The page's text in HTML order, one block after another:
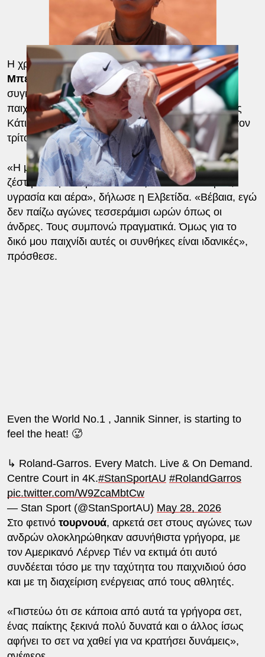
Η χρυσή Ολυμπιονίκης του Τόκιο,Μπελίντα
Μπέντσιτς, ανέφερε από την πλευρά της ότι οι
συγκεκριμένες συνθήκες ταιριάζουν ιδανικά στο
παιχνίδι της, μετά τη νίκη της επί της Αμερικανίδας
Κάτι ΜακΝάλι με 6-4, 6-0 και την πρόκρισή της στον
τρίτο γύρο για πρώτη φορά από το 2022.
«Η μπάλα φεύγει πιο γρήγορα και εγώ αγαπώ τη
ζέστη. Δεν μου αρέσει να παίζω όταν κάνει κρύο,
υγρασία και αέρα», δήλωσε η Ελβετίδα. «Βέβαια, εγώ
δεν παίζω αγώνες τεσσεράμισι ωρών όπως οι
άνδρες. Τους συμπονώ πραγματικά. Όμως για το
δικό μου παιχνίδι αυτές οι συνθήκες είναι ιδανικές»,
πρόσθεσε.
Even the World No.1 , Jannik Sinner, is starting to
feel the heat! 🥵
↳ Roland-Garros. Every Match. Live & On Demand.
Centre Court in 4K.#StanSportAU #RolandGarros
pic.twitter.com/W9ZcaMbtCw
— Stan Sport (@StanSportAU) May 28, 2026
Στο φετινότουρνουά, αρκετά σετ στους αγώνες των
ανδρών ολοκληρώθηκαν ασυνήθιστα γρήγορα, με
τον Αμερικανό Λέρνερ Τιέν να εκτιμά ότι αυτό
συνδέεται τόσο με την ταχύτητα του παιχνιδιού όσο
και με τη διαχείριση ενέργειας από τους αθλητές.
«Πιστεύω ότι σε κάποια από αυτά τα γρήγορα σετ,
ένας παίκτης ξεκινά πολύ δυνατά και ο άλλος ίσως
αφήνει το σετ να χαθεί για να κρατήσει δυνάμεις»,